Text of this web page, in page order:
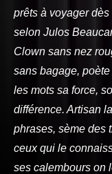
prêts à voyager
selon Julos
Clown sans nez
sans bagage,
les mots sa force,
différence. Artisan
phrases, sème des
ceux qui le
ses calembours on